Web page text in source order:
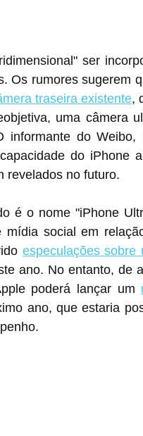
ser
Os rumores sugerem
traseira existente,
uma câmera
informante do
do iPhone
revelados no futuro.
é o nome "iPhone
mídia social em
especulações sobre
poderá lançar um
ano, que estaria